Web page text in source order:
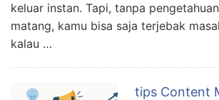
keluar instan. Tapi, tanpa
matang, kamu bisa saja terjebak
kalau …
tips Content